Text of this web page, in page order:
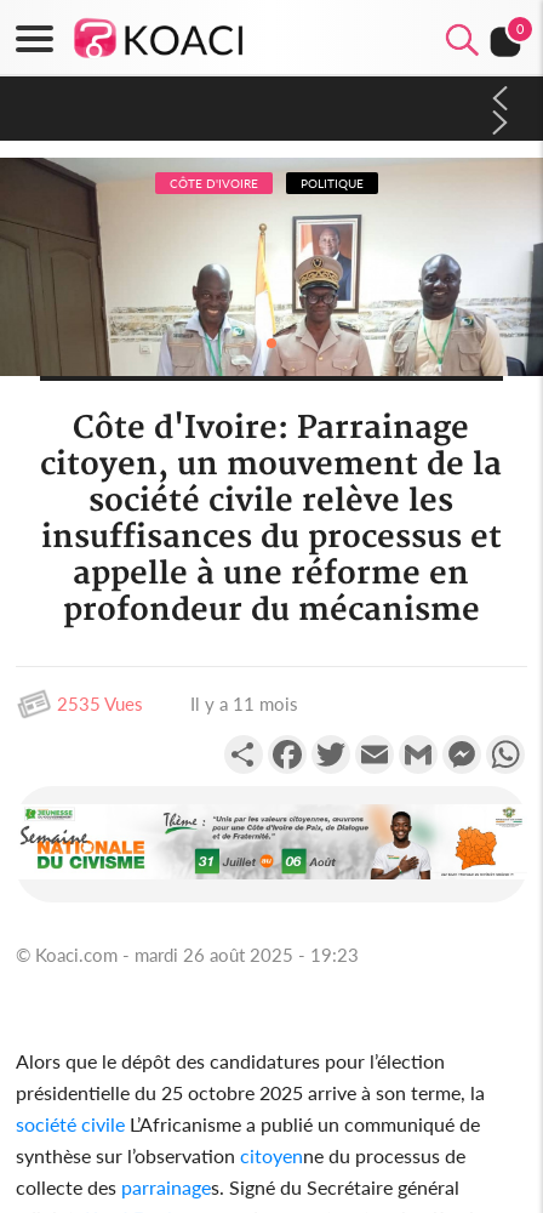
0
CÔTE D'IVOIRE POLITIQUE
Côte d'Ivoire: Parrainage
citoyen, un mouvement de la
société civile relève les
insuffisances du processus et
appelle à une réforme en
profondeur du mécanisme
2535 Vues Il y a 11 mois
PartagerFacebookTwitterEmail Gmail
© Koaci.com - mardi 26 août 2025 - 19:23
Alors que le dépôt des candidatures pour l’élection
présidentielle du 25 octobre 2025 arrive à son terme, la
société civile L’Africanisme a publié un communiqué de
synthèse sur l’observation citoyenne du processus de
collecte des parrainages. Signé du Secrétaire général